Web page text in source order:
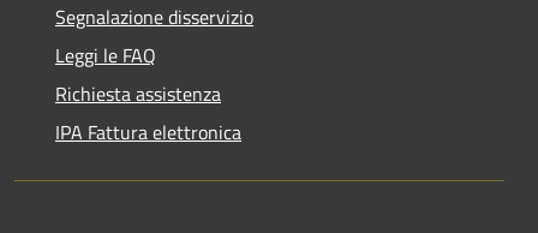
Segnalazione disservizio
Leggi le FAQ
Richiesta assistenza
IPA Fattura elettronica